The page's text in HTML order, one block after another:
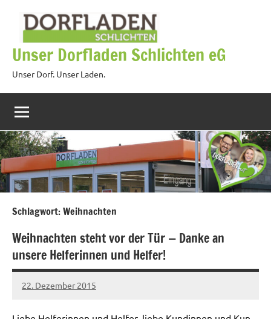
springen
Unser Dorfladen Schlichten eG
Unser Dorf. Unser Laden.
Schlagwort:Weihnachten
Weihnachten steht vor der Tür — Danke an
unsere Helferinnen und Helfer!
22. Dezember 2015
Matthias